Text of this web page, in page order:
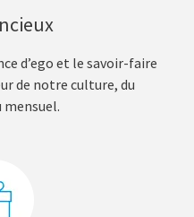
d’ego et le savoir-faire
de notre culture, du
mensuel.